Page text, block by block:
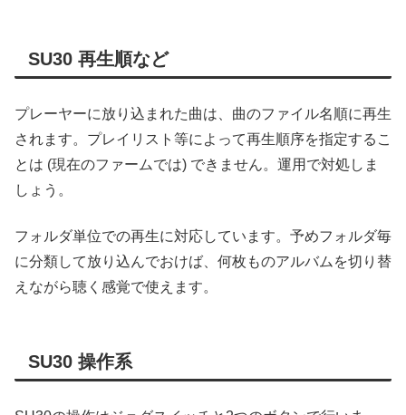
SU30 再生順など
プレーヤーに放り込まれた曲は、曲のファイル名順に再生
されます。プレイリスト等によって再生順序を指定するこ
とは (現在のファームでは) できません。運用で対処しま
しょう。
フォルダ単位での再生に対応しています。予めフォルダ毎
に分類して放り込んでおけば、何枚ものアルバムを切り替
えながら聴く感覚で使えます。
SU30 操作系